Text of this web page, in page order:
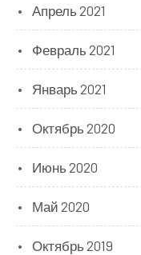
Апрель 2021
Февраль 2021
Январь 2021
Октябрь 2020
Июнь 2020
Май 2020
Октябрь 2019